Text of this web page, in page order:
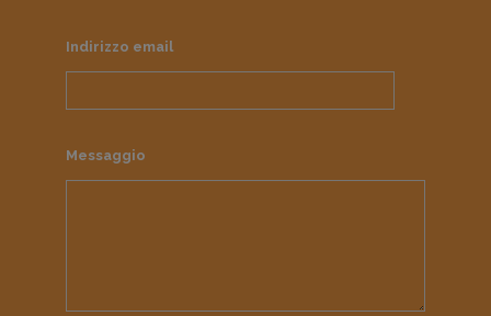
Indirizzo email
Messaggio